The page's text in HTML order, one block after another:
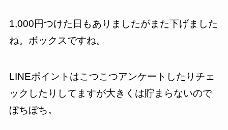
1,000円つけた日もありましたがまた下げました
ね。ボックスですね。
LINEポイントはこつこつアンケートしたりチェ
ックしたりしてますが大きくは貯まらないので
ぼちぼち。